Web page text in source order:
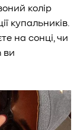
колір
купальників.
на сонці, чи
ви